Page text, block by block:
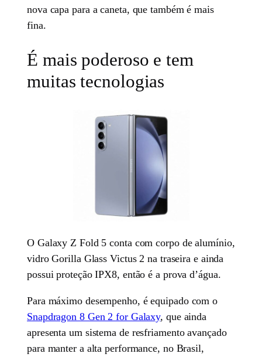
nova capa para a caneta, que também é mais
fina.
É mais poderoso e tem
muitas tecnologias
O Galaxy Z Fold 5 conta com corpo de alumínio,
vidro Gorilla Glass Victus 2 na traseira e ainda
possui proteção IPX8, então é a prova d’água.
Para máximo desempenho, é equipado com o
Snapdragon 8 Gen 2 for Galaxy, que ainda
apresenta um sistema de resfriamento avançado
para manter a alta performance, no Brasil,